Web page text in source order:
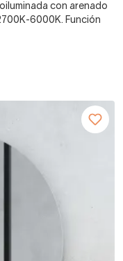
con arenado
6000K. Función